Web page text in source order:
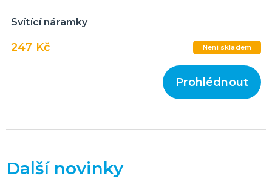
Svítící náramky
247 Kč Není skladem
Prohlédnout
Další novinky